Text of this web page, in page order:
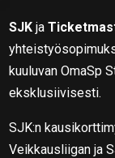
SJK ja
kuuluvan OmaSp
eksklusiivisesti.
SJK:n
Veikkausliigan ja